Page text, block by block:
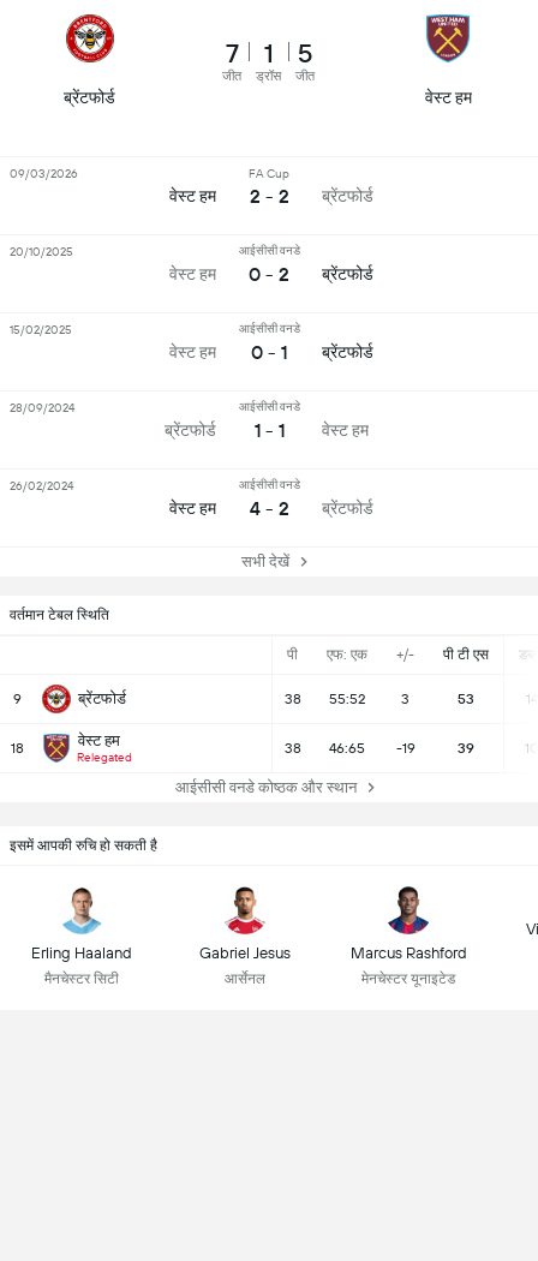
वर्तमान टेबल स्थिति
पी एफ: एक +/- पी टी एस
9 ब्रेंटफोर्ड 38 55:52 3 53 14
18 वेस्ट हम
Relegated
38 46:65 -19 39 10
आईसीसी वनडे कोष्ठक और स्थान
ब्रेंटफोर्ड
7
जीत
1
ड्रॉस
5
जीत
वेस्ट हम
वेस्ट हम
FA Cup
2 - 2 ब्रेंटफोर्ड
09/03/2026
वेस्ट हम
आईसीसी वनडे
0 - 2 ब्रेंटफोर्ड
20/10/2025
वेस्ट हम
आईसीसी वनडे
0 - 1 ब्रेंटफोर्ड
15/02/2025
ब्रेंटफोर्ड
आईसीसी वनडे
1 - 1 वेस्ट हम
28/09/2024
वेस्ट हम
आईसीसी वनडे
4 - 2 ब्रेंटफोर्ड
26/02/2024
सभी देखें
इसमें आपकी रुचि हो सकती है
Erling Haaland
मैनचेस्टर सिटी
Gabriel Jesus
आर्सेनल
Marcus Rashford
मेनचेस्टर यूनाइटेड